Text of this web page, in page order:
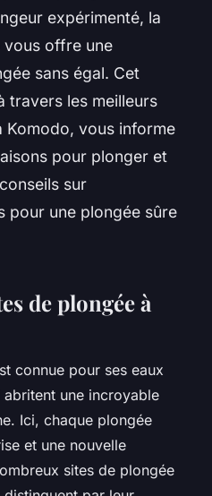
expérimenté, la
vous offre une
sans égal. Cet
travers les meilleurs
Komodo, vous informe
pour plonger et
sur
pour une plongée sûre
de plongée à
connue pour ses eaux
une incroyable
Ici, chaque plongée
et une nouvelle
sites de plongée